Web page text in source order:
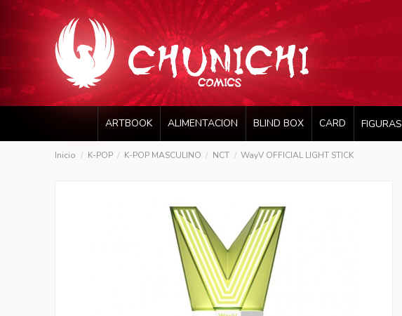
ARTBOOK ALIMENTACION BLIND BOX CARD FIGURAS
Inicio K-POP K-POP MASCULINO NCT WayV OFFICIAL LIGHT STICK